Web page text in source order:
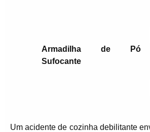
Armadilha de Pó
Sufocante
Um acidente de cozinha debilitante